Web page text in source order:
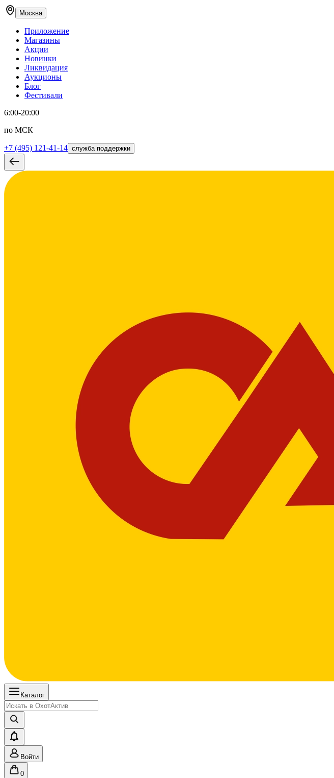
Москва
Приложение
Магазины
Акции
Новинки
Ликвидация
Аукционы
Блог
Фестивали
6:00-20:00
по МСК
+7 (495) 121-41-14 служба поддержки
Каталог
Войти
0